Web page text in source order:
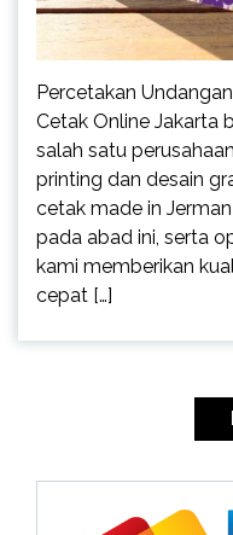
Percetakan
Cetak Online Jakarta
salah satu
printing dan desain
cetak made in
pada abad ini, serta
kami memberikan
cepat […]